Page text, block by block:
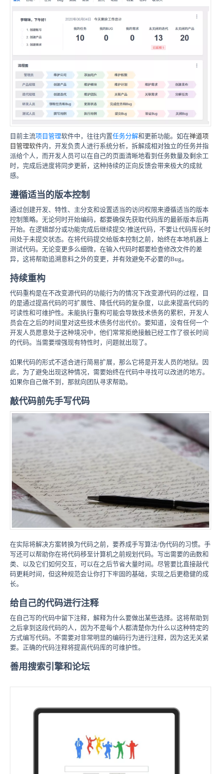
目前主流项目管理软件中，往往内置任务分解和更新功能。如在禅道项
目管理软件内，开发负责人进行系统分析，拆解成相对独立的任务并指
派给个人，而开发人员可以在自己的页面清晰地看到任务数量及剩余工
时，完成后进度将同步更新，这种持续的正向反馈会带来极大的成就
感。
遵循适当的版本控制
通过创建开发、特性、主分支和设置适当的访问权限来遵循适当的版本
控制策略。无论何时开始编码，都要确保先获取代码库的最新版本后再
开始。在逻辑部分或功能完成后继续提交/推送代码，不要让代码库长时
间处于未提交状态。在将代码提交给版本控制之前，始终在本地机器上
测试代码。无论变更多么细微，在输入代码时都要检查修改文件的差
异，这将帮助追溯意料之外的变更，并有效避免不必要的Bug。
持续重构
代码重构是在不改变源代码的功能行为的情况下改变源代码的过程，目
的是通过提高代码的可扩展性、降低代码的复杂度，以此来提高代码的
可读性和可维护性。未能执行重构可能会导致技术债务的累积，开发人
员会在之后的时间里对这些技术债务付出代价。要知道，没有任何一个
开发人员愿意处于这种境况中，他们常常拒绝接触已经工作了很长时间
的代码。当需要增强现有特性时，问题就出现了。
如果代码的形式不适合进行简易扩展，那么它将是开发人员的地狱。因
此，为了避免出现这种情况，需要始终在代码中寻找可以改进的地方。
如果你自己做不到，那就向团队寻求帮助。
敲代码前先手写代码
在实际将解决方案转换为代码之前，要养成手写算法/伪代码的习惯。手
写还可以帮助你在将代码移至计算机之前规划代码。写出需要的函数和
类、以及它们如何交互，可以在之后节省大量时间。尽管要比直接敲代
码更耗时间，但这种规范会让你打下牢固的基础，实现之后更稳健的成
长。
给自己的代码进行注释
在自己写的代码中留下注释，解释为什么要做出某些选择。这将帮助到
之后拿到这段代码的人，因为不是每个人都清楚你为什么以这种特定的
方式编写代码。不需要对非常明显的编码行为进行注释，因为这无关紧
要。正确的代码注释将提高代码库的可维护性。
善用搜索引擎和论坛